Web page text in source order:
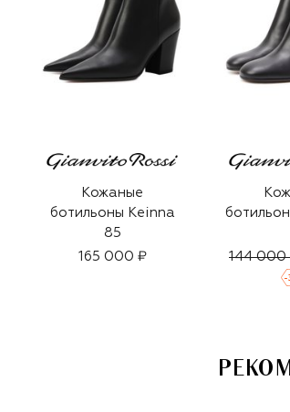
Кожаные
ботильоны Keinna
85
165 000 ₽
144 000
-